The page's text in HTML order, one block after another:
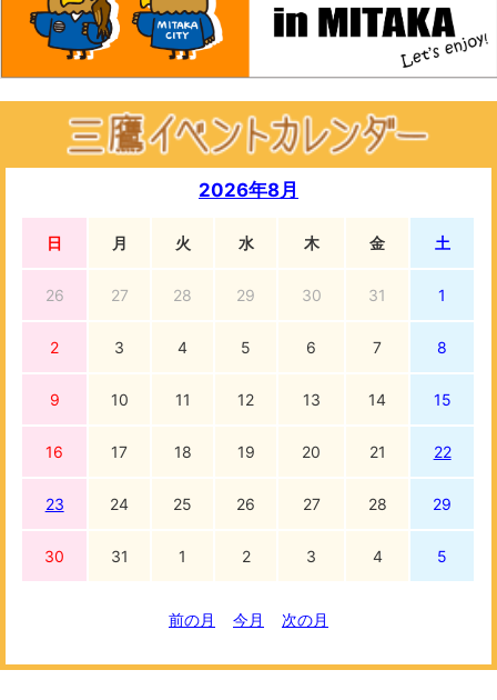
2026年8月
日 月 火 水 木 金 土
26 27 28 29 30 31 1
2 3 4 5 6 7 8
9 10 11 12 13 14 15
16 17 18 19 20 21 22
23 24 25 26 27 28 29
30 31 1 2 3 4 5
前の月 今月 次の月